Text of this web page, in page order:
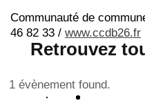
Communauté de
46 82 33 / www.ccdb26.fr
Retrouvez
1 évènement found.